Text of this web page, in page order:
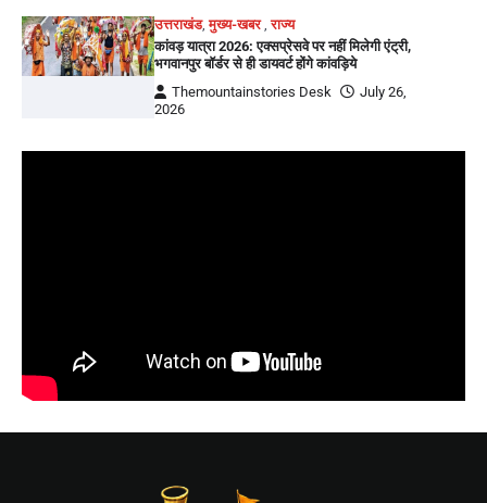
उत्तराखंड,मुख्य-खबर ,राज्य
कांवड़ यात्रा 2026: एक्सप्रेसवे पर नहीं मिलेगी एंट्री,
भगवानपुर बॉर्डर से ही डायवर्ट होंगे कांवड़िये
Themountainstories Desk
July 26,
2026